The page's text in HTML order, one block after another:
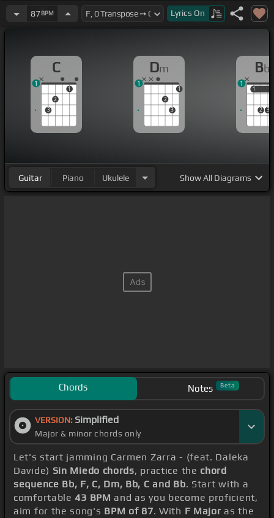
más y más, eres [F] un encanto, quédate[C] a mi
Si tú me quieres y yo
vamos[F]a hacerlo sin tener[C]miedo.
87BPM Lyrics On
C
3
2
1
1
Dm
2
3
1
1
Bb
1
2 3
1
1
Guitar Piano Ukulele ShowAll Diagrams
Chords Notes Beta
VERSION: Simplified
Major & minor chords only
Let's start jamming Carmen Zarra - (feat. Daleka
Davide) Sin Miedo chords, practice the chord
sequence Bb, F, C, Dm, Bb, C and Bb. Start with a
comfortable43 BPM and as you become proficient,
aim for the song's BPM of 87. With F Major as the